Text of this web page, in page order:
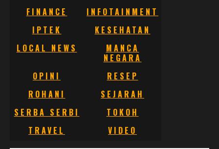
FINANCE
INFOTAINMENT
IPTEK
KESEHATAN
LOCAL NEWS
MANCA
NEGARA
OPINI
RESEP
ROHANI
SEJARAH
SERBA SERBI
TOKOH
TRAVEL
VIDEO